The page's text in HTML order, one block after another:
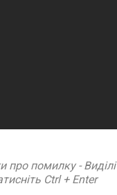
про помилку -
Ctrl + Enter